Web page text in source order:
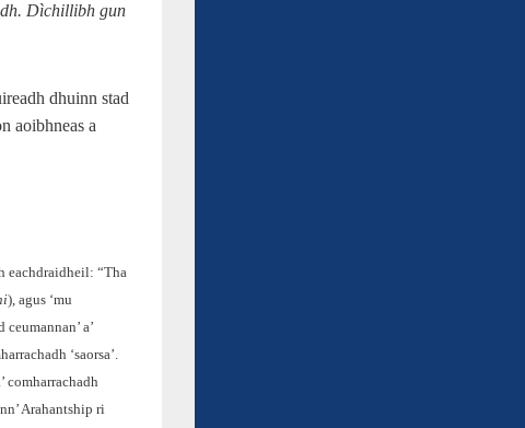
Dìchillibh gun
dhuinn stad
aoibhneas a
eachdraidheil: “Tha
), agus ‘mu
a’
‘saorsa’.
comharrachadh
Arahantship ri